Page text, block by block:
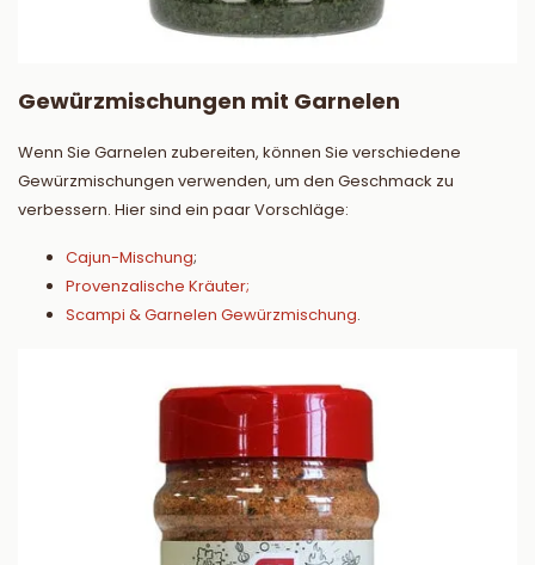
Gewürzmischungen mit Garnelen
Wenn Sie Garnelen zubereiten, können Sie verschiedene
Gewürzmischungen verwenden, um den Geschmack zu
verbessern. Hier sind ein paar Vorschläge:
Cajun-Mischung;
Provenzalische Kräuter;
Scampi & Garnelen Gewürzmischung.